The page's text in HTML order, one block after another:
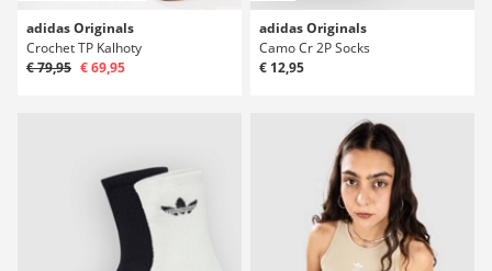
adidas Originals
Crochet TP Kalhoty
€ 79,95 € 69,95
adidas Originals
Camo Cr 2P Socks
€ 12,95